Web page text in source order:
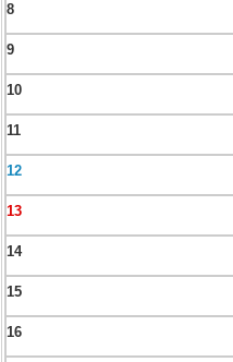
8
9
10
11
12
13
14
15
16